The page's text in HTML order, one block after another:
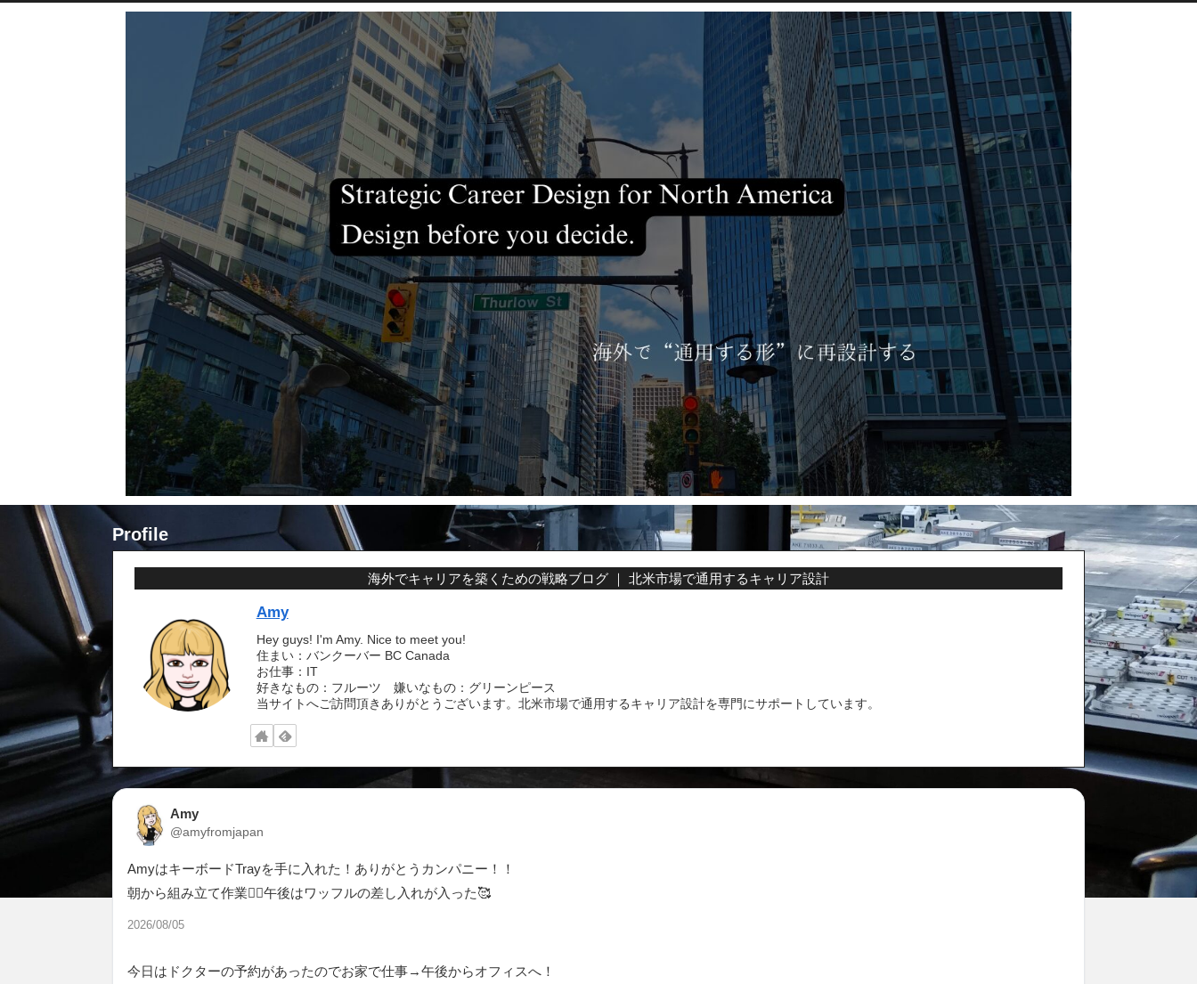
Profile
海外でキャリアを築くための戦略ブログ ｜ 北米市場で通用するキャリア設計
Amy
Hey guys! I'm Amy. Nice to meet you!
住まい：バンクーバー BC Canada
お仕事：IT
好きなもの：フルーツ 嫌いなもの：グリーンピース
当サイトへご訪問頂きありがとうございます。北米市場で通用するキャリア設計を専門にサポートしています。
Amy
@amyfromjapan
AmyはキーボードTrayを手に入れた！ありがとうカンパニー！！
朝から組み立て作業👷‍♂️午後はワッフルの差し入れが入った🥰
2026/08/05
今日はドクターの予約があったのでお家で仕事→午後からオフィスへ！